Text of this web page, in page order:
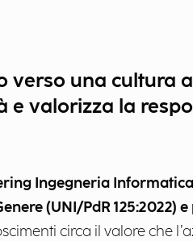
verso una cultura
valorizza la
Ingegneria
(UNI/PdR 125:2022)
circa il valore che